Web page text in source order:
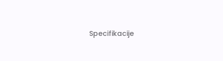
Specifikacije